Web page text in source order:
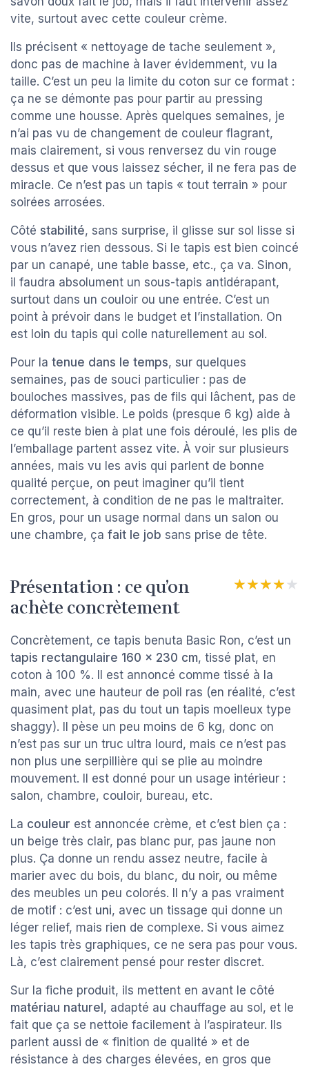
vite, surtout avec cette couleur crème.
Ils précisent « nettoyage de tache seulement »,
donc pas de machine à laver évidemment, vu la
taille. C’est un peu la limite du coton sur ce format :
ça ne se démonte pas pour partir au pressing
comme une housse. Après quelques semaines, je
n’ai pas vu de changement de couleur flagrant,
mais clairement, si vous renversez du vin rouge
dessus et que vous laissez sécher, il ne fera pas de
miracle. Ce n’est pas un tapis « tout terrain » pour
soirées arrosées.
Côté stabilité, sans surprise, il glisse sur sol lisse si
vous n’avez rien dessous. Si le tapis est bien coincé
par un canapé, une table basse, etc., ça va. Sinon,
il faudra absolument un sous-tapis antidérapant,
surtout dans un couloir ou une entrée. C’est un
point à prévoir dans le budget et l’installation. On
est loin du tapis qui colle naturellement au sol.
Pour la tenue dans le temps, sur quelques
semaines, pas de souci particulier : pas de
bouloches massives, pas de fils qui lâchent, pas de
déformation visible. Le poids (presque 6 kg) aide à
ce qu’il reste bien à plat une fois déroulé, les plis de
l’emballage partent assez vite. À voir sur plusieurs
années, mais vu les avis qui parlent de bonne
qualité perçue, on peut imaginer qu’il tient
correctement, à condition de ne pas le maltraiter.
En gros, pour un usage normal dans un salon ou
une chambre, ça fait le job sans prise de tête.
Présentation : ce qu’on
achète concrètement
★★★★★
★★★★★
Concrètement, ce tapis benuta Basic Ron, c’est un
tapis rectangulaire 160 x 230 cm, tissé plat, en
coton à 100 %. Il est annoncé comme tissé à la
main, avec une hauteur de poil ras (en réalité, c’est
quasiment plat, pas du tout un tapis moelleux type
shaggy). Il pèse un peu moins de 6 kg, donc on
n’est pas sur un truc ultra lourd, mais ce n’est pas
non plus une serpillière qui se plie au moindre
mouvement. Il est donné pour un usage intérieur :
salon, chambre, couloir, bureau, etc.
La couleur est annoncée crème, et c’est bien ça :
un beige très clair, pas blanc pur, pas jaune non
plus. Ça donne un rendu assez neutre, facile à
marier avec du bois, du blanc, du noir, ou même
des meubles un peu colorés. Il n’y a pas vraiment
de motif : c’est uni, avec un tissage qui donne un
léger relief, mais rien de complexe. Si vous aimez
les tapis très graphiques, ce ne sera pas pour vous.
Là, c’est clairement pensé pour rester discret.
Sur la fiche produit, ils mettent en avant le côté
matériau naturel , adapté au chauffage au sol, et le
fait que ça se nettoie facilement à l’aspirateur. Ils
parlent aussi de « finition de qualité » et de
résistance à des charges élevées, en gros que